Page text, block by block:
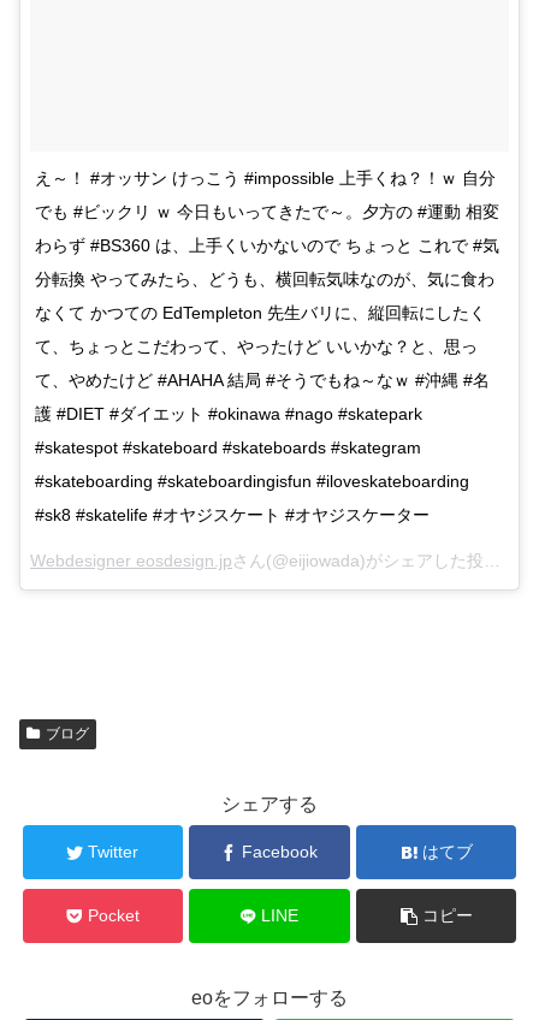
え～！ #オッサン けっこう #impossible 上手くね？！ｗ 自分
でも #ビックリ ｗ 今日もいってきたで～。夕方の #運動 相変
わらず #BS360 は、上手くいかないので ちょっと これで #気
分転換 やってみたら、どうも、横回転気味なのが、気に食わ
なくて かつての EdTempleton 先生バリに、縦回転にしたく
て、ちょっとこだわって、やったけど いいかな？と、思っ
て、やめたけど #AHAHA 結局 #そうでもね～なｗ #沖縄 #名
護 #DIET #ダイエット #okinawa #nago #skatepark
#skatespot #skateboard #skateboards #skategram
#skateboarding #skateboardingisfun #iloveskateboarding
#sk8 #skatelife #オヤジスケート #オヤジスケーター
Webdesigner eosdesign.jpさん(@eijiowada)がシェアした投稿 –
ブログ
シェアする
Twitter Facebook はてブ
Pocket LINE コピー
eoをフォローする